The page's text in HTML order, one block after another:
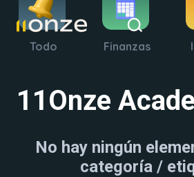
Todo Finanzas
11Onze
No hay ningún
categoría /